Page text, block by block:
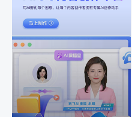
AIGC平台
用AI孵化每个创意
讯飞AIGC平台：让每个创
作者都拥有自己的专注AI
创作助手